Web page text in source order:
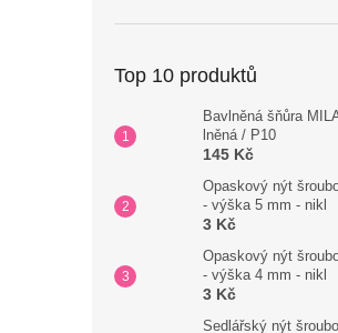
Top 10 produktů
Bavlněná šňůra
lněná / P10
145 Kč
Opaskový nýt
- výška 5 mm - nikl
3 Kč
Opaskový nýt
- výška 4 mm - nikl
3 Kč
Sedlářský nýt